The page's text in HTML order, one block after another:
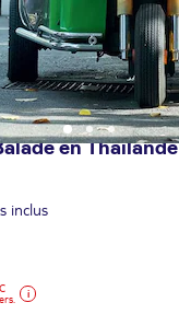
enThaïlande
inclus